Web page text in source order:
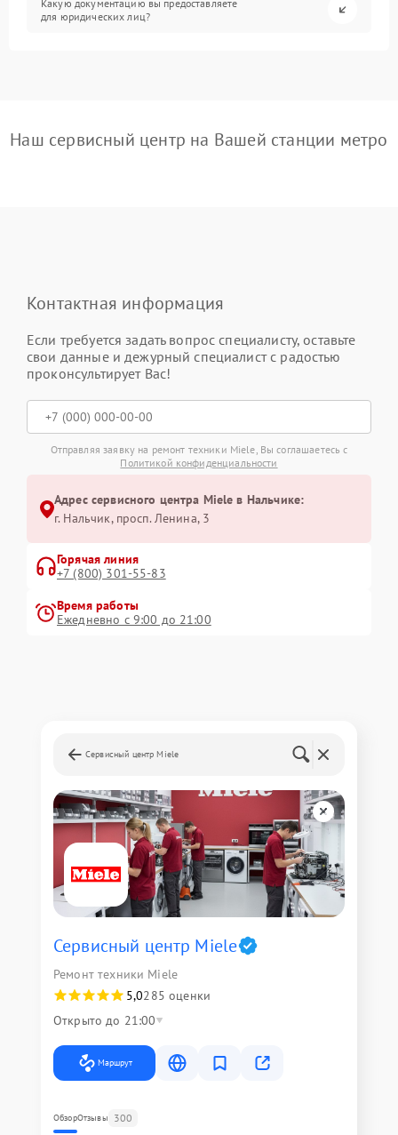
Какую документацию вы предоставляете
для юридических лиц?
Наш сервисный центр на Вашей станции метро
Контактная информация
Если требуется задать вопрос специалисту, оставьте
свои данные и дежурный специалист с радостью
проконсультирует Вас!
Отправляя заявку на ремонт техники Miele, Вы соглашаетесь с
Политикой конфиденциальности
Адрес сервисного центра Miele в Нальчике:
г. Нальчик, просп. Ленина, 3
Горячая линия
+7 (800) 301-55-83
Время работы
Ежедневно с 9:00 до 21:00
Сервисный центр Miele
Сервисный центр Miele
Ремонт техники Miele
5,0285 оценки
Открыто до 21:00
Маршрут
ОбзорОтзывы 300